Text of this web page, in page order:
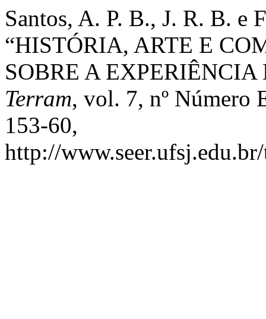
Santos, A. P. B., J. R. B. e
“HISTÓRIA, ARTE E
SOBRE A
Terram, vol. 7, nº Número
153-60,
http://